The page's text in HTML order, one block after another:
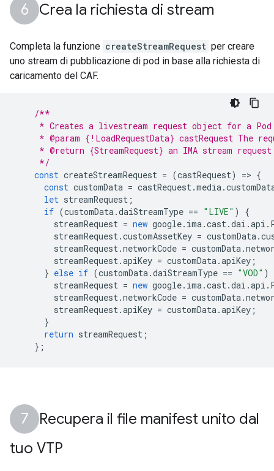
Crea la richiesta di stream
Completa la funzione createStreamRequest per creare
uno stream di pubblicazione di pod in base alla richiesta di
caricamento del CAF.
/**
* Creates a livestream request object for a
* @param {!LoadRequestData} castRequest The
     * @return {StreamRequest} an IMA stream request
     */
const createStreamRequest = (castRequest) => {
const customData = castRequest.media.
let streamRequest ;
if (customData.daiStreamType == "LIVE" )
{
streamRequest = new google. ima.cast.dai .api .
streamRequest.customAssetKey = customData.
streamRequest.networkCode = customData.
streamRequest.apiKey = customData.apiKey ;
} else if (customData.daiStreamType == "VOD" )
streamRequest = new google. ima.cast.dai .api .
streamRequest.networkCode = customData.
streamRequest.apiKey = customData.apiKey ;
}
return streamRequest ;
};
Recupera il file manifest unito dal
tuo VTP